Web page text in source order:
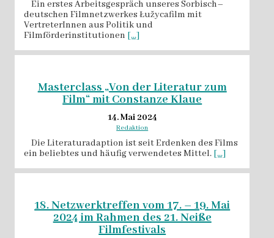
Ein erstes Arbeitsgespräch unseres Sorbisch–
deutschen Filmnetzwerkes Łužycafilm mit
VertreterInnen aus Politik und
Filmförderinstitutionen [...]
Masterclass „Von der Literatur zum
Film“ mit Constanze Klaue
14. Mai 2024
Redaktion
Die Literaturadaption ist seit Erdenken des Films
ein beliebtes und häufig verwendetes Mittel. [...]
18. Netzwerktreffen vom 17. – 19. Mai
2024 im Rahmen des 21. Neiße
Filmfestivals